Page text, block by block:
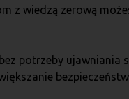
z wiedzą zerową
potrzeby ujawniania